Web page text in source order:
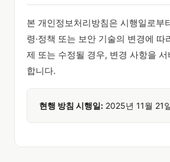
본 개인정보처리방침은 시행일로부
령·정책 또는 보안 기술의 변경에 따
제 또는 수정될 경우, 변경 사항을
합니다.
현행 방침 시행일: 2025년 11월 21